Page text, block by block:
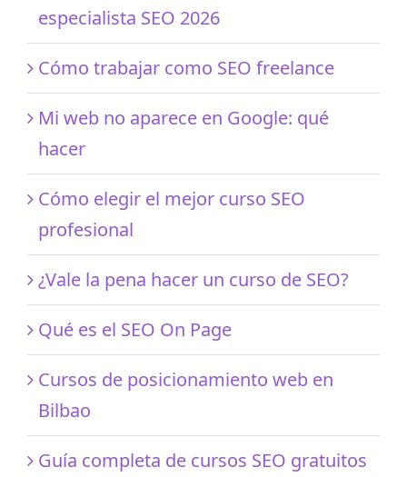
especialista SEO 2026
Cómo trabajar como SEO freelance
Mi web no aparece en Google: qué
hacer
Cómo elegir el mejor curso SEO
profesional
¿Vale la pena hacer un curso de SEO?
Qué es el SEO On Page
Cursos de posicionamiento web en
Bilbao
Guía completa de cursos SEO gratuitos